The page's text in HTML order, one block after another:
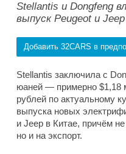
Stellantis и Dongfeng
выпуск Peugeot и
Добавить 32CARS в
Stellantis заключила с
юаней — примерно $1,18
рублей по актуальному
выпуска новых
и Jeep в Китае, причём
но и на экспорт.